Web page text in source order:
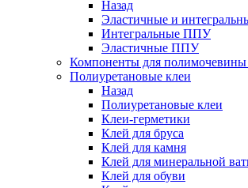
Назад
Эластичные и
Интегральные ППУ
Эластичные ППУ
Компоненты для
Полиуретановые клеи
Назад
Полиуретановые клеи
Клеи-герметики
Клей для бруса
Клей для камня
Клей для минеральной
Клей для обуви